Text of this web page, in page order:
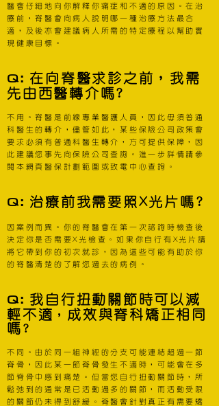
醫會仔細地向你解釋你痛症和不適的原因。在治
療前，脊醫會向病人說明哪一種治療方法最合
適，及後亦會建議病人所需的特定療程以幫助實
現健康目標。
Q: 在向脊醫求診之前，我需
先由西醫轉介嗎?
不用。脊醫是前線專業醫護人員，因此毋須普通
科醫生的轉介，儘管如此，某些保險公司政策會
要求必須有普通科醫生轉介，方可提供保障，因
此建議您事先向保險公司查詢。進一步詳情請參
閱本網頁醫保計劃範圍或致電中心查詢。
Q: 治療前我需要照X光片嗎?
因案例而異。你的脊醫會在第一次諮詢時檢查後
決定你是否需要X光檢查。如果你自行有X光片請
將它帶到你的初次就診，因為這些可能有助於你
的脊醫清楚的了解您過去的病例。
Q: 我自行扭動關節時可以減
輕不適 ，
成效與脊科矯正相同
嗎 ?
不同。由於同一組神經的分支可能連結超過一節
脊骨，因此某一節脊骨發生不適時，可能會在多
節脊骨中感到痛楚。但當您自行扭動關節時，所
鬆弛到的通常是已活動過多的關節，而活動受限
的關節仍未得到舒緩。脊醫會針對真正有需要矯